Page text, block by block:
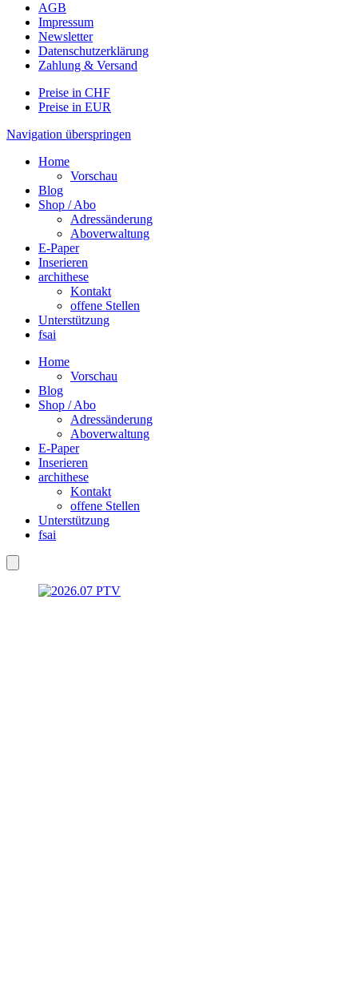
AGB
Impressum
Newsletter
Datenschutzerklärung
Zahlung & Versand
Preise in CHF
Preise in EUR
Navigation überspringen
Home
Vorschau
Blog
Shop / Abo
Adressänderung
Aboverwaltung
E-Paper
Inserieren
archithese
Kontakt
offene Stellen
Unterstützung
fsai
Home
Vorschau
Blog
Shop / Abo
Adressänderung
Aboverwaltung
E-Paper
Inserieren
archithese
Kontakt
offene Stellen
Unterstützung
fsai